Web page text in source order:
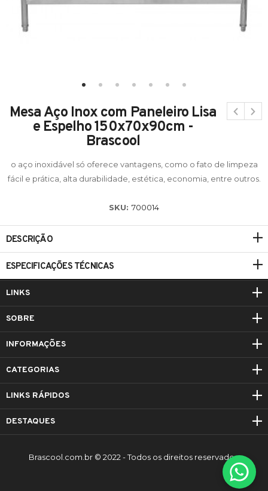
Mesa Aço Inox com Paneleiro Lisa
e Espelho 150x70x90cm -
Brascool
o aço inoxidável só oferece vantagens, como o fato de limpeza
fácil e prática, alta durabilidade, estética, economia, entre outros.
SKU: 700014
DESCRIÇÃO
ESPECIFICAÇÕES TÉCNICAS
LINKS
SOBRE
INFORMAÇÕES
CATEGORIAS
LINKS RÁPIDOS
DESTAQUES
Brascool.com.br © 2022 - Todos os direitos reservados.